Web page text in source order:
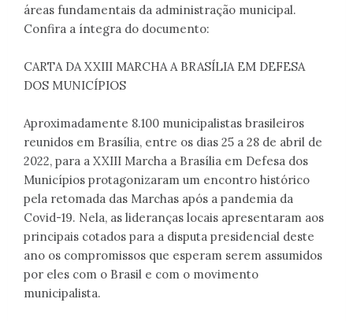
áreas fundamentais da administração municipal.
Confira a íntegra do documento:
CARTA DA XXIII MARCHA A BRASÍLIA EM DEFESA
DOS MUNICÍPIOS
Aproximadamente 8.100 municipalistas brasileiros
reunidos em Brasília, entre os dias 25 a 28 de abril de
2022, para a XXIII Marcha a Brasília em Defesa dos
Municípios protagonizaram um encontro histórico
pela retomada das Marchas após a pandemia da
Covid-19. Nela, as lideranças locais apresentaram aos
principais cotados para a disputa presidencial deste
ano os compromissos que esperam serem assumidos
por eles com o Brasil e com o movimento
municipalista.